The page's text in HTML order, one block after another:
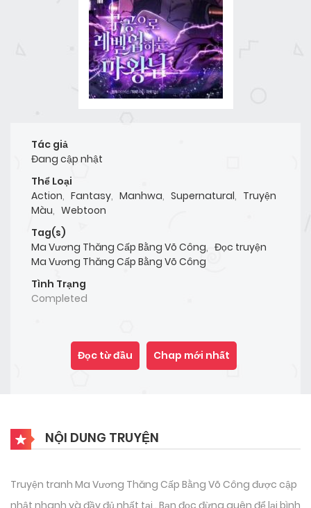
Tác giả
Đang cập nhật
Thể Loại
Action, Fantasy, Manhwa, Supernatural, Truyện
Màu, Webtoon
Tag(s)
Ma Vương Thăng Cấp Bằng Võ Công, Đọc truyện
Ma Vương Thăng Cấp Bằng Võ Công
Tình Trạng
Completed
Đọc từ đầu Chap mới nhất
NỘI DUNG TRUYỆN
Truyện tranh Ma Vương Thăng Cấp Bằng Võ Công được cập